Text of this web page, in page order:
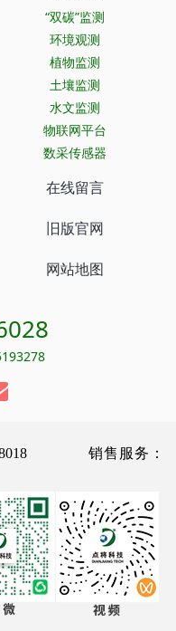
“双碳”监测
环境观测
植物监测
土壤监测
水文监测
物联网平台
数采传感器
在线留言
旧版官网
网站地图
销售服务：